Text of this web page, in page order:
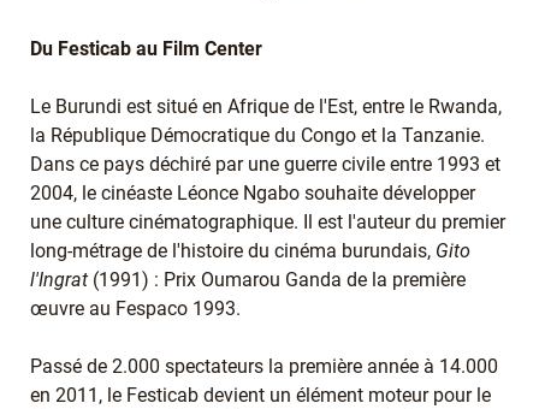
Du Festicab au Film Center
Le Burundi est situé en Afrique de l'Est, entre le Rwanda,
la République Démocratique du Congo et la Tanzanie.
Dans ce pays déchiré par une guerre civile entre 1993 et
2004, le cinéaste Léonce Ngabo souhaite développer
une culture cinématographique. Il est l'auteur du premier
long-métrage de l'histoire du cinéma burundais, Gito
l'Ingrat (1991) : Prix Oumarou Ganda de la première
œuvre au Fespaco 1993.
Passé de 2.000 spectateurs la première année à 14.000
en 2011, le Festicab devient un élément moteur pour le